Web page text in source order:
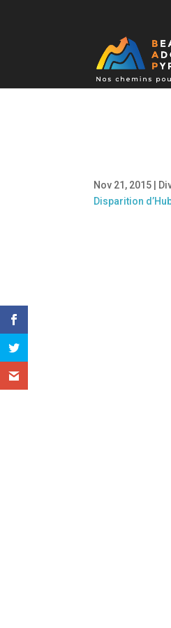
Nov 21, 2015
Disparition